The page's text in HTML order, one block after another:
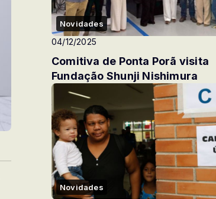
Novidades
04/12/2025
Comitiva de Ponta Porã visita
Fundação Shunji Nishimura
Novidades